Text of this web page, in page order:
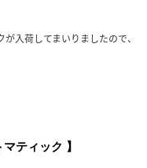
入荷してまいりましたので、
マティック 】